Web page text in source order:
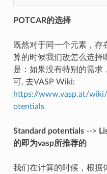
POTCAR的选择
既然对于同一个元素，存
算的时候我们改怎么选择
是：如果没有特别的需求
可, 去VASP Wiki:
https://www.vasp.at/
otentials
Standard potentials-->
的即为vasp所推荐的
我们在计算的时候，根据